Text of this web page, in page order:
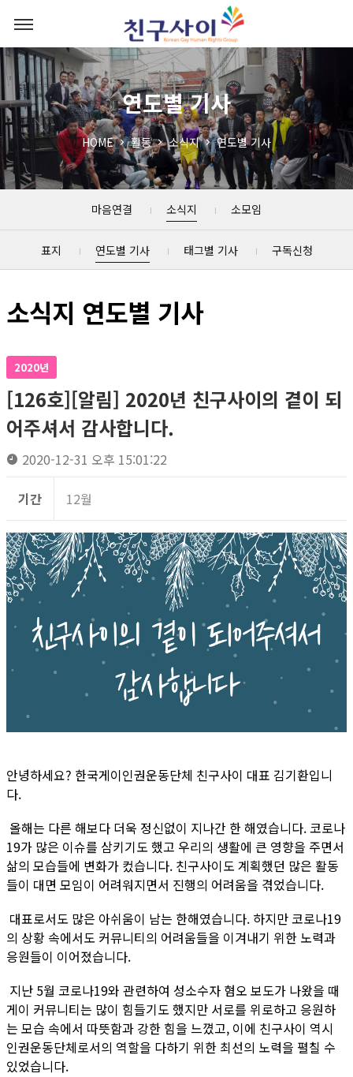
연도별 기사
HOME 활동 소식지 연도별 기사
마음연결 소식지 소모임
표지 연도별 기사 태그별 기사 구독신청
소식지 연도별 기사
2020년
[126호][알림] 2020년 친구사이의 곁이 되
어주셔서 감사합니다.
2020-12-31 오후 15:01:22
기간 12월
안녕하세요? 한국게이인권운동단체 친구사이 대표 김기환입니
다.
올해는 다른 해보다 더욱 정신없이 지나간 한 해였습니다. 코로나
19가 많은 이슈를 삼키기도 했고 우리의 생활에 큰 영향을 주면서
삶의 모습들에 변화가 컸습니다. 친구사이도 계획했던 많은 활동
들이 대면 모임이 어려워지면서 진행의 어려움을 겪었습니다.
대표로서도 많은 아쉬움이 남는 한해였습니다. 하지만 코로나19
의 상황 속에서도 커뮤니티의 어려움들을 이겨내기 위한 노력과
응원들이 이어졌습니다.
지난 5월 코로나19와 관련하여 성소수자 혐오 보도가 나왔을 때
게이 커뮤니티는 많이 힘들기도 했지만 서로를 위로하고 응원하
는 모습 속에서 따뜻함과 강한 힘을 느꼈고, 이에 친구사이 역시
인권운동단체로서의 역할을 다하기 위한 최선의 노력을 펼칠 수
있었습니다.